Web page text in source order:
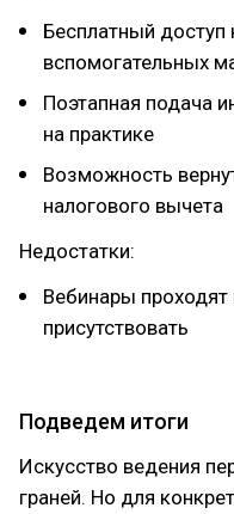
Бесплатный доступ
вспомогательных
Поэтапная подача
на практике
Возможность
налогового вычета
Недостатки:
Вебинары проходят
присутствовать
Подведем итоги
Искусство ведения
граней. Но для